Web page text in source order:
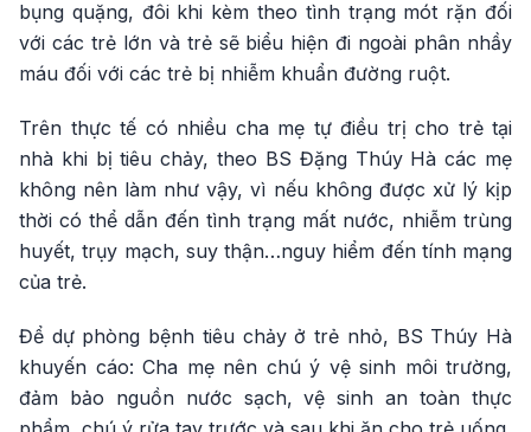
bụng quặng, đôi khi kèm theo tình trạng mót rặn đối
với các trẻ lớn và trẻ sẽ biểu hiện đi ngoài phân nhầy
máu đối với các trẻ bị nhiễm khuẩn đường ruột.
Trên thực tế có nhiều cha mẹ tự điều trị cho trẻ tại
nhà khi bị tiêu chảy, theo BS Đặng Thúy Hà các mẹ
không nên làm như vậy, vì nếu không được xử lý kịp
thời có thể dẫn đến tình trạng mất nước, nhiễm trùng
huyết, trụy mạch, suy thận…nguy hiểm đến tính mạng
của trẻ.
Để dự phòng bệnh tiêu chảy ở trẻ nhỏ, BS Thúy Hà
khuyến cáo: Cha mẹ nên chú ý vệ sinh môi trường,
đảm bảo nguồn nước sạch, vệ sinh an toàn thực